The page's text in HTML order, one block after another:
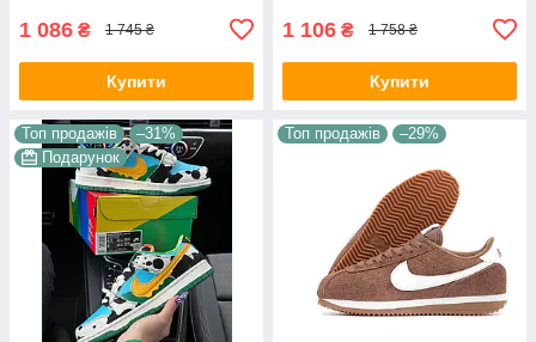
1 086 ₴ 1 745 ₴
Купити
1 106 ₴ 1 758 ₴
Купити
Топ продажів
–31%
Подарунок
Топ продажів –29%